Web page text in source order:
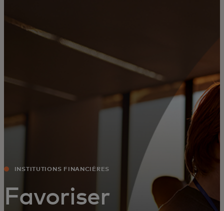
Pour les entreprises
Pour les innovateurs
Actualités et tendances
INSTITUTIONS FINANCIÈRES
Favoriser